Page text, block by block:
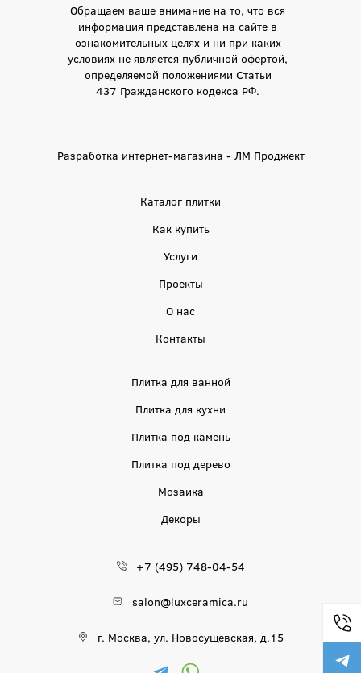
Обращаем ваше внимание на то, что вся
информация представлена на сайте в
ознакомительных целях и ни при каких
условиях не является публичной офертой,
определяемой положениями Статьи
437 Гражданского кодекса РФ.
Разработка интернет-магазина - ЛМ Проджект
Каталог плитки
Как купить
Услуги
Проекты
О нас
Контакты
Плитка для ванной
Плитка для кухни
Плитка под камень
Плитка под дерево
Мозаика
Декоры
+7 (495) 748-04-54
salon@luxceramica.ru
г. Москва, ул. Новосущевская, д.15